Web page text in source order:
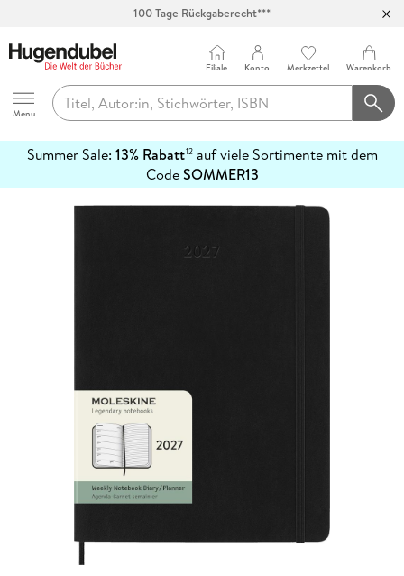
100 Tage Rückgaberecht***
Hugendubel
Menu
Filiale Konto Merkzettel Warenkorb
Summer Sale: 13% Rabatt12auf viele Sortimente mit dem
CodeSOMMER13
erfahren